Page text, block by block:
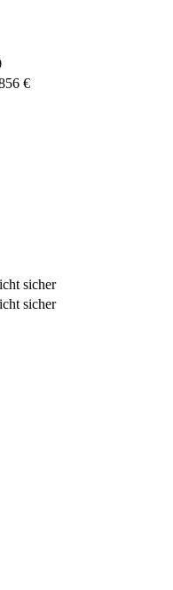
€
sicher
sicher